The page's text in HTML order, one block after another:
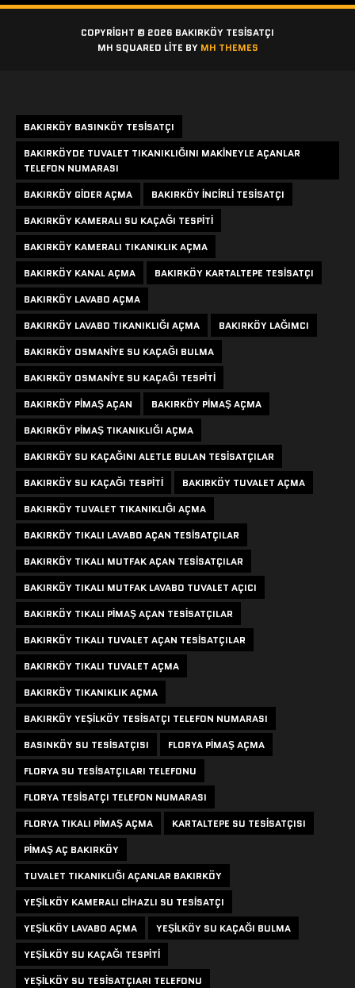
COPYRIGHT © 2026 BAKIRKÖY TESISATÇI
MH SQUARED LITE BY MH THEMES
BAKIRKÖY BASINKÖY TESISATÇI
BAKIRKÖYDE TUVALET TIKANIKLIĞINI MAKINEYLE AÇANLAR
TELEFON NUMARASI
BAKIRKÖY GIDER AÇMA
BAKIRKÖY INCIRLI TESISATÇI
BAKIRKÖY KAMERALI SU KAÇAĞI TESPITI
BAKIRKÖY KAMERALI TIKANIKLIK AÇMA
BAKIRKÖY KANAL AÇMA
BAKIRKÖY KARTALTEPE TESISATÇI
BAKIRKÖY LAVABO AÇMA
BAKIRKÖY LAVABO TIKANIKLIĞI AÇMA
BAKIRKÖY LAĞIMCI
BAKIRKÖY OSMANIYE SU KAÇAĞI BULMA
BAKIRKÖY OSMANIYE SU KAÇAĞI TESPITI
BAKIRKÖY PIMAŞ AÇAN
BAKIRKÖY PIMAŞ AÇMA
BAKIRKÖY PIMAŞ TIKANIKLIĞI AÇMA
BAKIRKÖY SU KAÇAĞINI ALETLE BULAN TESISATÇILAR
BAKIRKÖY SU KAÇAĞI TESPITI
BAKIRKÖY TUVALET AÇMA
BAKIRKÖY TUVALET TIKANIKLIĞI AÇMA
BAKIRKÖY TIKALI LAVABO AÇAN TESISATÇILAR
BAKIRKÖY TIKALI MUTFAK AÇAN TESISATÇILAR
BAKIRKÖY TIKALI MUTFAK LAVABO TUVALET AÇICI
BAKIRKÖY TIKALI PIMAŞ AÇAN TESISATÇILAR
BAKIRKÖY TIKALI TUVALET AÇAN TESISATÇILAR
BAKIRKÖY TIKALI TUVALET AÇMA
BAKIRKÖY TIKANIKLIK AÇMA
BAKIRKÖY YEŞILKÖY TESISATÇI TELEFON NUMARASI
BASINKÖY SU TESISATÇISI
FLORYA PIMAŞ AÇMA
FLORYA SU TESISATÇILARI TELEFONU
FLORYA TESISATÇI TELEFON NUMARASI
FLORYA TIKALI PIMAŞ AÇMA
KARTALTEPE SU TESISATÇISI
PIMAŞ AÇ BAKIRKÖY
TUVALET TIKANIKLIĞI AÇANLAR BAKIRKÖY
YEŞILKÖY KAMERALI CIHAZLI SU TESISATÇI
YEŞILKÖY LAVABO AÇMA
YEŞILKÖY SU KAÇAĞI BULMA
YEŞILKÖY SU KAÇAĞI TESPITI
YEŞILKÖY SU TESISATÇIARI TELEFONU